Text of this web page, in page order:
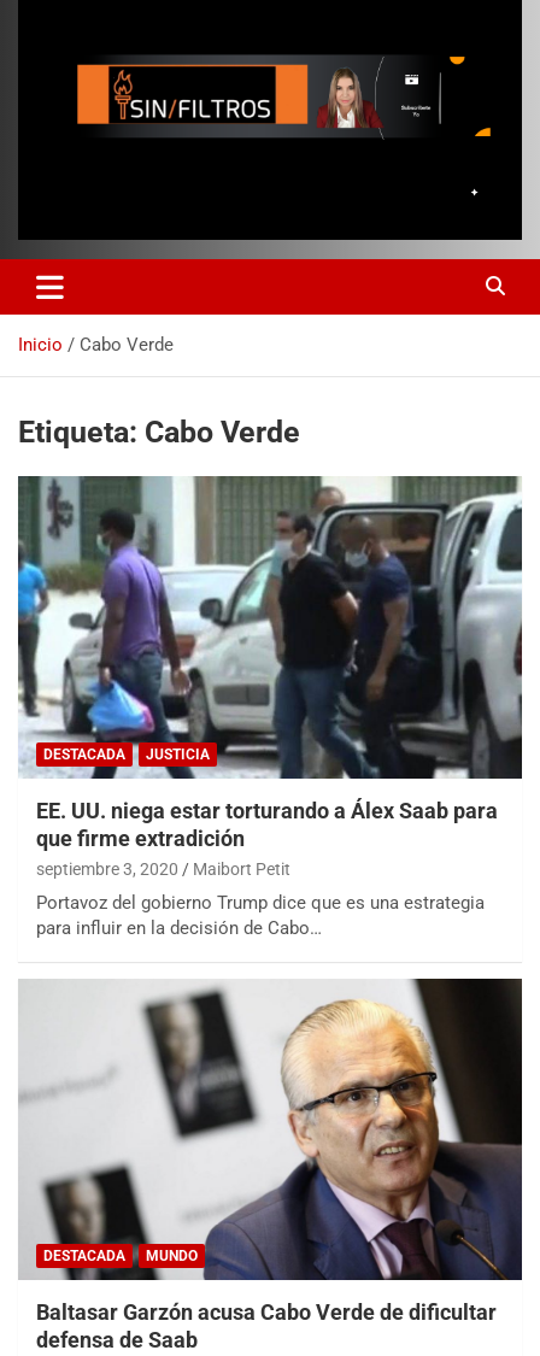
Inicio Cabo Verde
Etiqueta: Cabo Verde
DESTACADA JUSTICIA
EE. UU. niega estar torturando a Álex Saab para
que firme extradición
septiembre 3, 2020 Maibort Petit
Portavoz del gobierno Trump dice que es una estrategia
para influir en la decisión de Cabo…
DESTACADA MUNDO
Baltasar Garzón acusa Cabo Verde de dificultar
defensa de Saab